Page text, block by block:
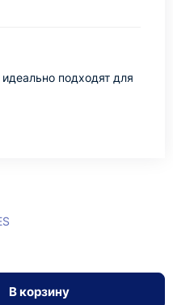
подходят для
В корзину